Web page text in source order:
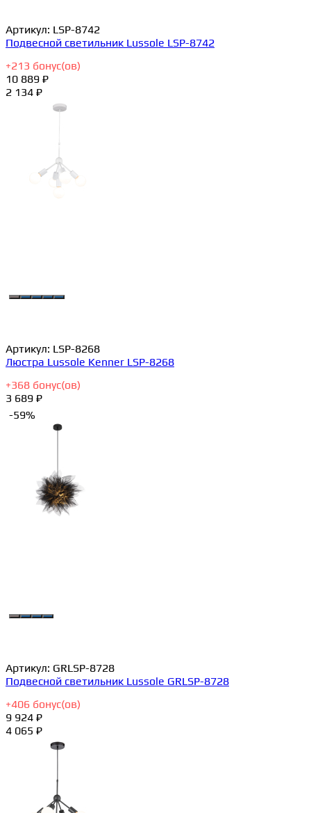
Артикул: LSP-8742
Подвесной светильник Lussole LSP-8742
+213 бонус(ов)
10 889 ₽
2 134 ₽
Артикул: LSP-8268
Люстра Lussole Kenner LSP-8268
+368 бонус(ов)
3 689 ₽
-59%
Артикул: GRLSP-8728
Подвесной светильник Lussole GRLSP-8728
+406 бонус(ов)
9 924 ₽
4 065 ₽